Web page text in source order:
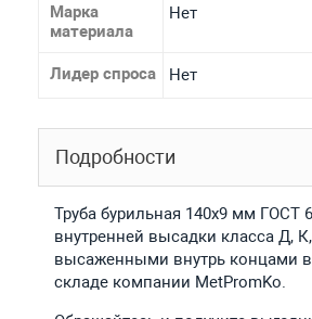
Марка
материала
Нет
Лидер спроса Нет
Подробности
Труба бурильная 140x9 мм ГОСТ
внутренней высадки класса Д,
высаженными внутрь концами
складе компании MetPromKo.